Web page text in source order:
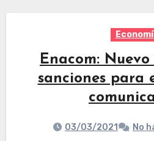
Enacom:
sanciones para
03/03/2021 No